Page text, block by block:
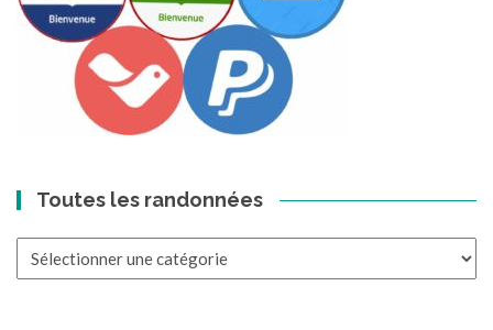
Toutes les randonnées